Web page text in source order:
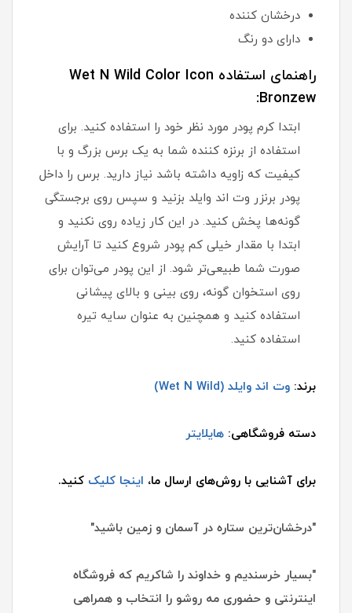
درخشان کننده
دارای دو رنگ
راهنمای استفاده Wet N Wild Color Icon
Bronzew:
ابتدا کرم پودر مورد نظر خود را استفاده کنید. برای
استفاده از برنزه کننده شما به یک برس بزرگ و با
کیفیت که زاویه داشته باشد نیاز دارید. برس را داخل
پودر برنزر وت اند وایلد بزنید و سپس روی برجستگی
گونه‌ها پخش کنید. در این کار زیاده روی نکنید و
ابتدا با مقدار خیلی کم پودر شروع کنید تا آرایش
صورت شما طبیعی‌تر شود. از این پودر می‌توان برای
روی استخوان گونه، روی بینی و بالای پیشانی
استفاده کنید و همچنین به عنوان سایه تیره
استفاده کنید.
برند: وت اند وایلد (Wet N Wild)
دسته فروشگاهی: هایلایتر
برای آشنایی با روش‌های ارسال ما، اینجا کلیک کنید.
"درخشان‌ترین ستاره در آسمان و زمین باشید"
"بسیار خرسندیم و خداوند را شاکریم که فروشگاه
اینترنتی و حضوری مه روشو را انتخاب و همراهی